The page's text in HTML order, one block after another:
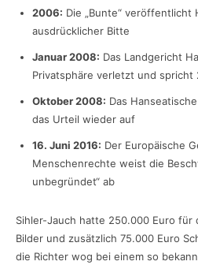
2006: Die „Bunte“
ausdrücklicher Bitte
Januar 2008: Das Landgericht
Privatsphäre verletzt und spricht
Oktober 2008: Das
das Urteil wieder auf
16. Juni 2016: Der Europäische
Menschenrechte weist die
unbegründet“ ab
Sihler-Jauch hatte 250.000 Euro
Bilder und zusätzlich 75.000 Euro
die Richter wog bei einem so